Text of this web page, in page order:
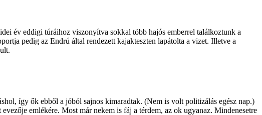
év eddigi túráihoz viszonyítva sokkal több hajós emberrel találkoztunk a
pedig az Endrú által rendezett kajakteszten lapátolta a vizet. Illetve a
így ők ebből a jóból sajnos kimaradtak. (Nem is volt politizálás egész nap.)
emlékére. Most már nekem is fáj a térdem, az ok ugyanaz. Mindenesetre